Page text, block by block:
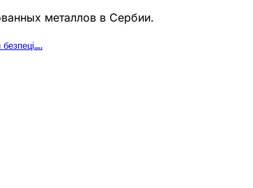
металлов в Сербии.